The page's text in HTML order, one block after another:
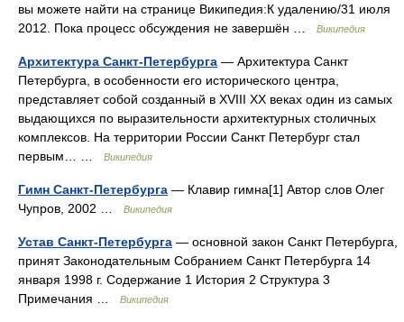
вы можете найти на странице Википедия:К удалению/31 июля
2012. Пока процесс обсуждения не завершён …
Википедия
Архитектура Санкт-Петербурга — Архитектура Санкт
Петербурга, в особенности его исторического центра,
представляет собой созданный в XVIII XX веках один из самых
выдающихся по выразительности архитектурных столичных
комплексов. На территории России Санкт Петербург стал
первым… …
Википедия
Гимн Санкт-Петербурга — Клавир гимна[1] Автор слов Олег
Чупров, 2002 …
Википедия
Устав Санкт-Петербурга — основной закон Санкт Петербурга,
принят Законодательным Собранием Санкт Петербурга 14
января 1998 г. Содержание 1 История 2 Структура 3
Примечания …
Википедия